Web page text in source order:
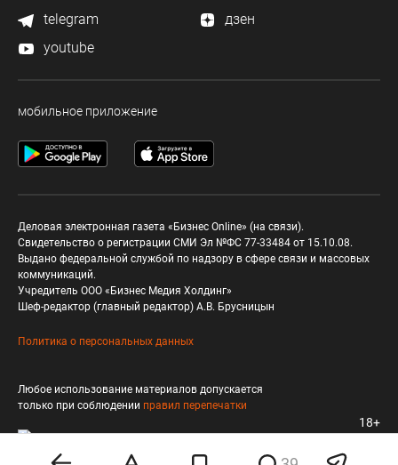
telegram
дзен
youtube
мобильное приложение
Деловая электронная газета «Бизнес Online» (на связи).
Свидетельство о регистрации СМИ Эл №ФС 77-33484 от 15.10.08.
Выдано федеральной службой по надзору в сфере связи и массовых
коммуникаций.
Учредитель ООО «Бизнес Медия Холдинг»
Шеф-редактор (главный редактор) А.В. Брусницын
Политика о персональных данных
Любое использование материалов допускается
только при соблюдении правил перепечатки
18+